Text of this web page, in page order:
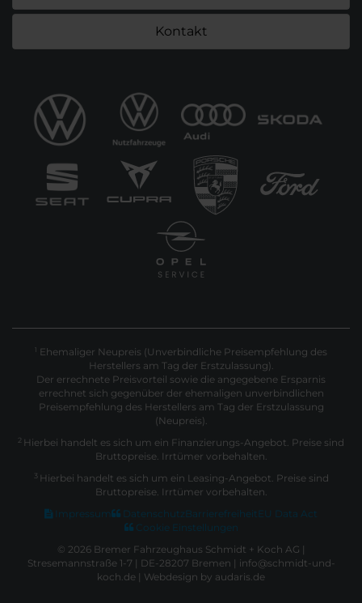
Kontakt
1 Ehemaliger Neupreis (Unverbindliche Preisempfehlung des
Herstellers am Tag der Erstzulassung).
Der errechnete Preisvorteil sowie die angegebene Ersparnis
errechnet sich gegenüber der ehemaligen unverbindlichen
Preisempfehlung des Herstellers am Tag der Erstzulassung
(Neupreis).
2 Hierbei handelt es sich um ein Finanzierungs-Angebot. Preise sind
Bruttopreise. Irrtümer vorbehalten.
3 Hierbei handelt es sich um ein Leasing-Angebot. Preise sind
Bruttopreise. Irrtümer vorbehalten.
Impressum
Datenschutz Barrierefreiheit EU Data Act
Cookie Einstellungen
© 2026 Bremer Fahrzeughaus Schmidt + Koch AG |
Stresemannstraße 1-7 | DE-28207 Bremen | info@schmidt-und-
koch.de | Webdesign by audaris.de